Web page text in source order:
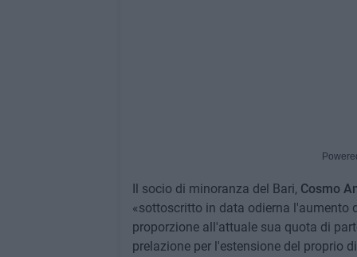
Il socio di minoranza del Bari, Cosmo
«sottoscritto in data odierna l'aumento
proporzione all'attuale sua quota di
prelazione per l'estensione del proprio